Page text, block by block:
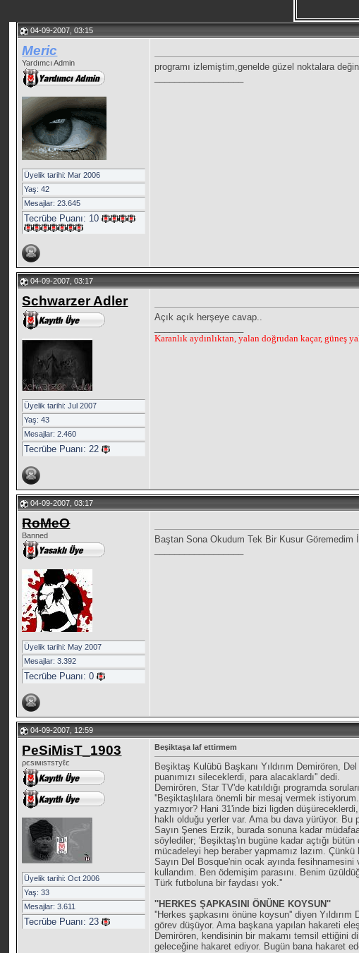
04-09-2007, 03:15
Meric
Yardımcı Admin
Üyelik tarihi: Mar 2006
Yaş: 42
Mesajlar: 23.645
Tecrübe Puanı: 10
programı izlemiştim,genelde güzel noktalara
04-09-2007, 03:17
Schwarzer Adler
Üyelik tarihi: Jul 2007
Yaş: 43
Mesajlar: 2.460
Tecrübe Puanı:22
Açık açık herşeye cavap..
Karanlık aydınlıktan, yalan doğrudan kaçar, güneş
04-09-2007, 03:17
RoMeO
Banned
Üyelik tarihi: May 2007
Mesajlar: 3.392
Tecrübe Puanı:0
Baştan Sona Okudum Tek Bir Kusur Göremedim
04-09-2007, 12:59
PeSiMisT_1903
ρєѕιмιѕтѕтуℓє
Üyelik tarihi: Oct 2006
Yaş: 33
Mesajlar: 3.611
Tecrübe Puanı:23
Beşiktaşa laf ettirmem
Beşiktaş Kulübü Başkanı Yıldırım Demirören,
puanımızı sileceklerdi, para alacaklardı'' dedi.
Demirören, Star TV'de katıldığı programda
''Beşiktaşlılara önemli bir mesaj vermek
yazmıyor? Hani 31'inde bizi ligden
haklı olduğu yerler var. Ama bu dava yürüyor.
Sayın Şenes Erzik, burada sonuna kadar
söylediler; 'Beşiktaş'ın bugüne kadar açtığı
mücadeleyi hep beraber yapmamız lazım. Çünkü
Sayın Del Bosque'nin ocak ayında
kullandım. Ben ödemişim parasını. Benim
Türk futboluna bir faydası yok.''
''HERKES ŞAPKASINI ÖNÜNE KOYSUN''
''Herkes şapkasını önüne koysun'' diyen
görev düşüyor. Ama başkana yapılan hakareti
Demirören, kendisinin bir makamı temsil ettiğini
geleceğine hakaret ediyor. Bugün bana hakaret